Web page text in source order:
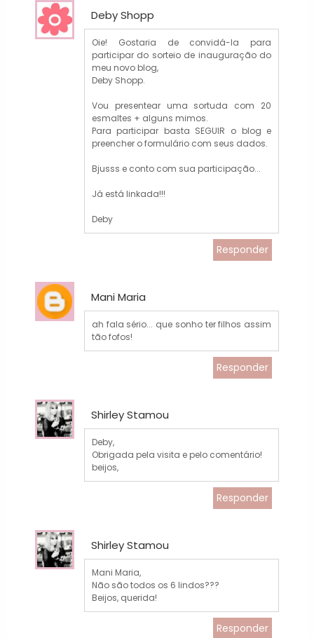
Deby Shopp
Oie! Gostaria de convidá-la para
participar do sorteio de inauguração do
meu novo blog,
Deby Shopp.
Vou presentear uma sortuda com 20
esmaltes + alguns mimos.
Para participar basta SEGUIR o blog e
preencher o formulário com seus dados.
Bjusss e conto com sua participação...
Já está linkada!!!
Deby
Responder
Mani Maria
ah fala sério... que sonho ter filhos assim
tão fofos!
Responder
Shirley Stamou
Deby,
Obrigada pela visita e pelo comentário!
beijos,
Responder
Shirley Stamou
Mani Maria,
Não são todos os 6 lindos???
Beijos, querida!
Responder